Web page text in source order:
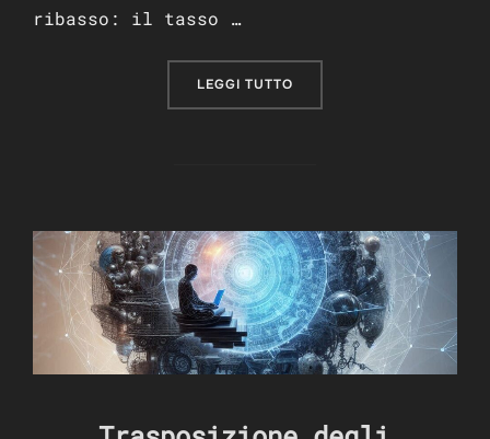
ribasso: il tasso …
LEGGI TUTTO